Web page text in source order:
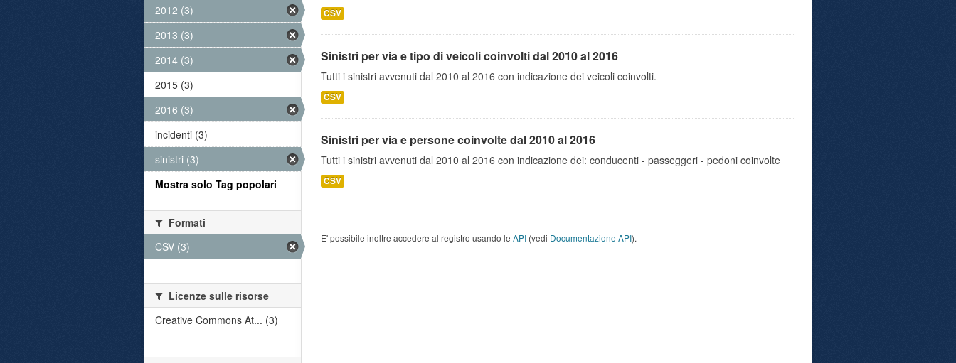
CSV
Sinistri per via e tipo di veicoli coinvolti dal 2010 al 2016
Tutti i sinistri avvenuti dal 2010 al 2016 con indicazione dei veicoli coinvolti.
CSV
Sinistri per via e persone coinvolte dal 2010 al 2016
Tutti i sinistri avvenuti dal 2010 al 2016 con indicazione dei: conducenti - passeggeri - pedoni coinvolte
CSV
E' possibile inoltre accedere al registro usando le API (vedi Documentazione API).
2012 (3)
2013 (3)
2014 (3)
2015 (3)
2016 (3)
incidenti (3)
sinistri (3)
Mostra solo Tag popolari
Formati
CSV (3)
Licenze sulle risorse
Creative Commons At... (3)